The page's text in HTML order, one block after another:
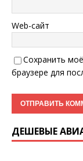
Web-сайт
Сохранить
браузере для
ДЕШЕВЫЕ